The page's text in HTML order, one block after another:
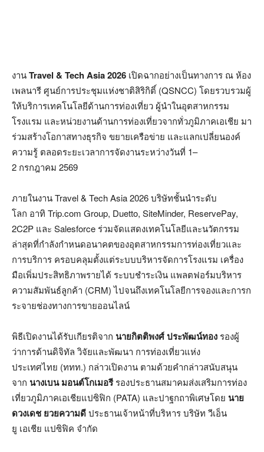
งานTravel & Tech Asia 2026 เปิดฉากอย่างเป็นทางการ ณ ห้อง
เพลนารี ศูนย์การประชุมแห่งชาติสิริกิติ์ (QSNCC) โดยรวบรวมผู้
ให้บริการเทคโนโลยีด้านการท่องเที่ยว ผู้นำในอุตสาหกรรม
โรงแรม และหน่วยงานด้านการท่องเที่ยวจากทั่วภูมิภาคเอเชีย มา
ร่วมสร้างโอกาสทางธุรกิจ ขยายเครือข่าย และแลกเปลี่ยนองค์
ความรู้ ตลอดระยะเวลาการจัดงานระหว่างวันที่ 1–
2 กรกฎาคม 2569
ภายในงาน Travel & Tech Asia 2026 บริษัทชั้นนำระดับ
โลก อาทิ Trip.com Group, Duetto, SiteMinder, ReservePay,
2C2P และ Salesforce ร่วมจัดแสดงเทคโนโลยีและนวัตกรรม
ล่าสุดที่กำลังกำหนดอนาคตของอุตสาหกรรมการท่องเที่ยวและ
การบริการ ครอบคลุมตั้งแต่ระบบบริหารจัดการโรงแรม เครื่อง
มือเพิ่มประสิทธิภาพรายได้ ระบบชำระเงิน แพลตฟอร์มบริหาร
ความสัมพันธ์ลูกค้า (CRM) ไปจนถึงเทคโนโลยีการจองและการก
ระจายช่องทางการขายออนไลน์
พิธีเปิดงานได้รับเกียรติจาก นายกิตติพงศ์ ประพัฒน์ทอง รองผู้
ว่าการด้านดิจิทัล วิจัยและพัฒนา การท่องเที่ยวแห่ง
ประเทศไทย (ททท.) กล่าวเปิดงาน ตามด้วยคำกล่าวสนับสนุน
จาก นางเบน มอนต์โกเมอรีรองประธานสมาคมส่งเสริมการท่อง
เที่ยวภูมิภาคเอเชียแปซิฟิก (PATA) และปาฐกถาพิเศษโดย นาย
ดวงเดช ยวยความดีประธานเจ้าหน้าที่บริหาร บริษัท วีเอ็น
ยู เอเชีย แปซิฟิค จำกัด